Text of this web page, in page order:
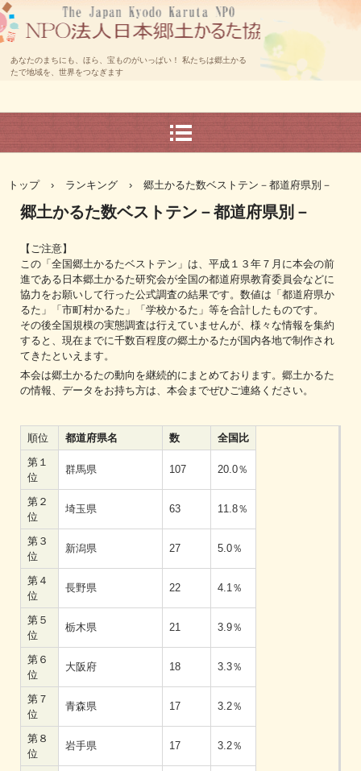
あなたのまちにも、ほら、宝ものがいっぱい！ 私たちは郷土かる
たで地域を、世界をつなぎます
トップ › ランキング › 郷土かるた数ベストテン－都道府県別－
郷土かるた数ベストテン－都道府県別－
【ご注意】
この「全国郷土かるたベストテン」は、平成１３年７月に本会の前
進である日本郷土かるた研究会が全国の都道府県教育委員会などに
協力をお願いして行った公式調査の結果です。数値は「都道府県か
るた」「市町村かるた」「学校かるた」等を合計したものです。
その後全国規模の実態調査は行えていませんが、様々な情報を集約
すると、現在までに千数百程度の郷土かるたが国内各地で制作され
てきたといえます。
本会は郷土かるたの動向を継続的にまとめております。郷土かるた
の情報、データをお持ち方は、本会までぜひご連絡ください。
順位 都道府県名 数
全国比
第１
位
群馬県 107 20.0％
第２
位
埼玉県 63 11.8％
第３
位
新潟県 27 5.0％
第４
位
長野県 22 4.1％
第５
位
栃木県 21 3.9％
第６
位
大阪府 18 3.3％
第７
位
青森県 17 3.2％
第８
位
岩手県 17 3.2％